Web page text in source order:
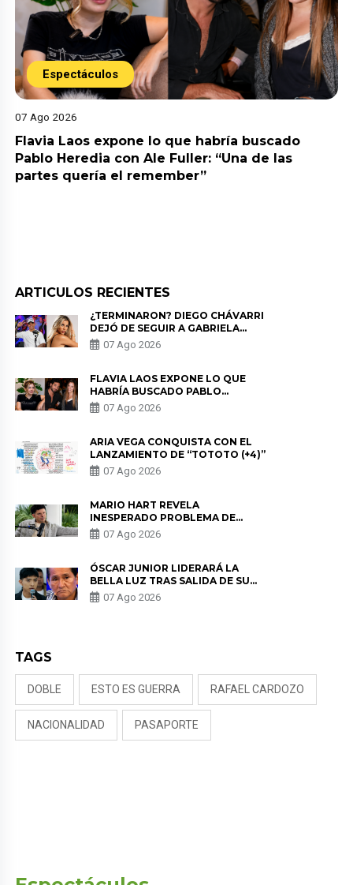
Espectáculos
07 Ago 2026
Flavia Laos expone lo que habría buscado
Pablo Heredia con Ale Fuller: “Una de las
partes quería el remember”
ARTICULOS RECIENTES
¿TERMINARON? DIEGO CHÁVARRI
DEJÓ DE SEGUIR A GABRIELA
HERRERA Y ANUNCIA SU SALIDA
DE PÓDCAST
07 Ago 2026
FLAVIA LAOS EXPONE LO QUE
HABRÍA BUSCADO PABLO
HEREDIA CON ALE FULLER: “UNA
DE LAS PARTES QUERÍA EL
07 Ago 2026
ARIA VEGA CONQUISTA CON EL
LANZAMIENTO DE “TOTOTO (+4)”
07 Ago 2026
MARIO HART REVELA
INESPERADO PROBLEMA DE
SALUD ANTES DE SEPARARSE DE
KORINA: “ME ENCONTRARON UN
07 Ago 2026
ÓSCAR JUNIOR LIDERARÁ LA
BELLA LUZ TRAS SALIDA DE SU
PADRE POR POLÉMICA CON
NALDY SALDAÑA
07 Ago 2026
TAGS
DOBLE ESTO ES GUERRA RAFAEL CARDOZO
NACIONALIDAD PASAPORTE